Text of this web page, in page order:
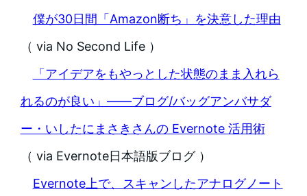
僕が30日間「Amazon断ち」を決意した理由
（ via No Second Life ）
「アイデアをもやっとした状態のまま入れら
れるのが良い」――ブログ/バッグアンバサダ
ー・いしたにまさきさんの Evernote 活用術
（ via Evernote日本語版ブログ ）
Evernote上で、スキャンしたアナログノート